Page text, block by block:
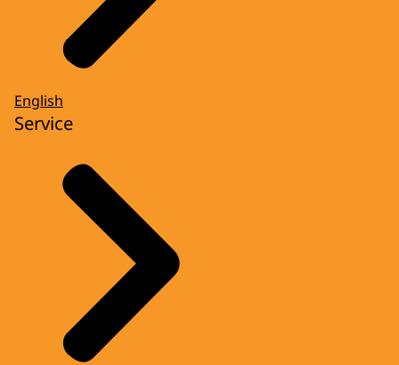
English
Service